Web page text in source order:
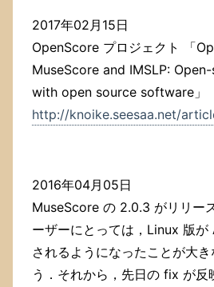
2017年02月15日
OpenScore プロジェクト 「
MuseScore and IMSLP:
with open source software」
http://knoike.seesaa.net/
2016年04月05日
MuseScore の 2.0.3 がリリー
ーザーにとっては，Linux 版
されるようになったことが大
う．それから，先日の fix が反